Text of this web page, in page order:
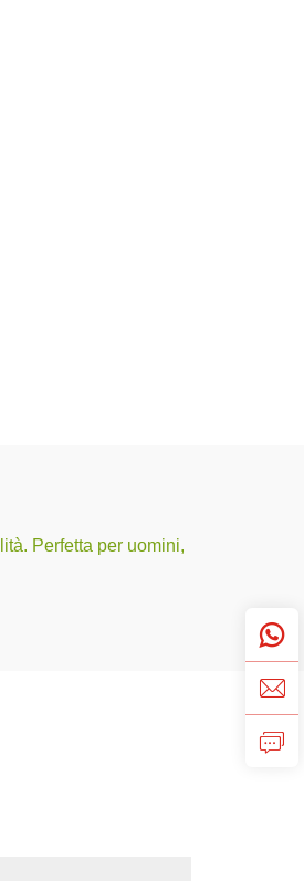
Perfetta per uomini,